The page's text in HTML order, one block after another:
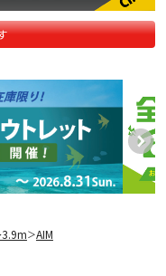
＞AIM